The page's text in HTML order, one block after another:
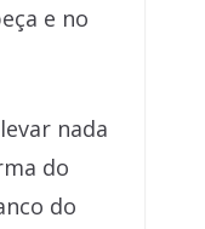
e no
nada
do
do